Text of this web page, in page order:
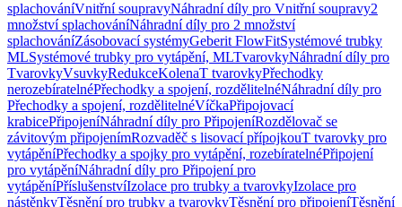
splachováníVnitřní soupravyNáhradní díly pro Vnitřní soupravy2
množství splachováníNáhradní díly pro 2 množství
splachováníZásobovací systémyGeberit FlowFitSystémové trubky
MLSystémové trubky pro vytápění, MLTvarovkyNáhradní díly pro
TvarovkyVsuvkyRedukceKolenaT tvarovkyPřechodky
nerozebíratelnéPřechodky a spojení, rozdělitelnéNáhradní díly pro
Přechodky a spojení, rozdělitelnéVíčkaPřipojovací
krabicePřipojeníNáhradní díly pro PřipojeníRozdělovač se
závitovým připojenímRozvaděč s lisovací přípojkouT tvarovky pro
vytápěníPřechodky a spojky pro vytápění, rozebíratelnéPřipojení
pro vytápěníNáhradní díly pro Připojení pro
vytápěníPříslušenstvíIzolace pro trubky a tvarovkyIzolace pro
nástěnkyTěsnění pro trubky a tvarovkyTěsnění pro připojeníTěsnění